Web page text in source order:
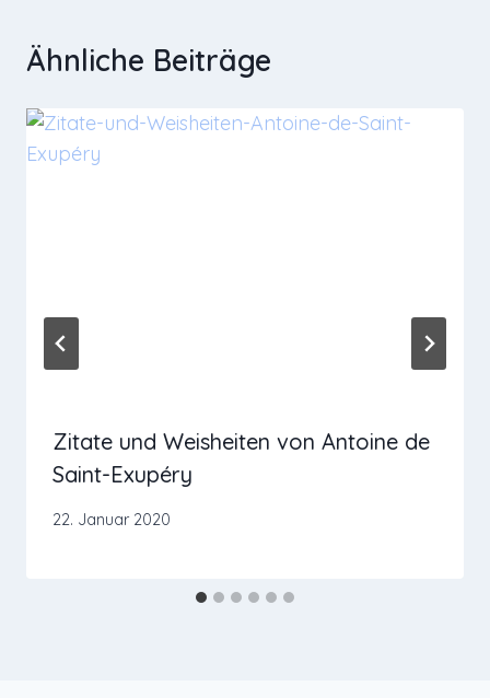
Ähnliche Beiträge
Zitate und Weisheiten von Antoine de
Saint-Exupéry
22. Januar 2020